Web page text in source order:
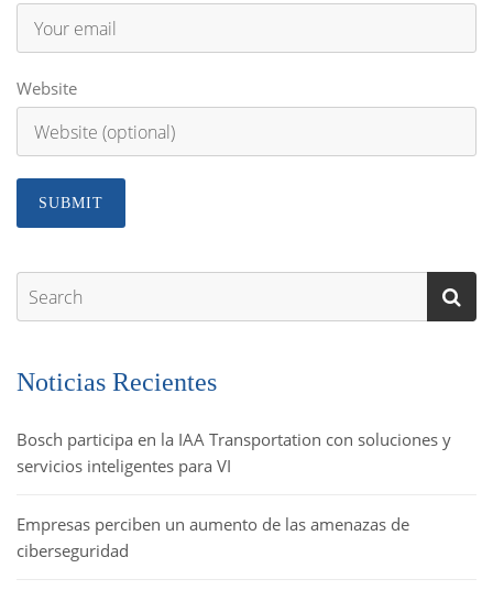
Website
Noticias Recientes
Bosch participa en la IAA Transportation con soluciones y
servicios inteligentes para VI
Empresas perciben un aumento de las amenazas de
ciberseguridad